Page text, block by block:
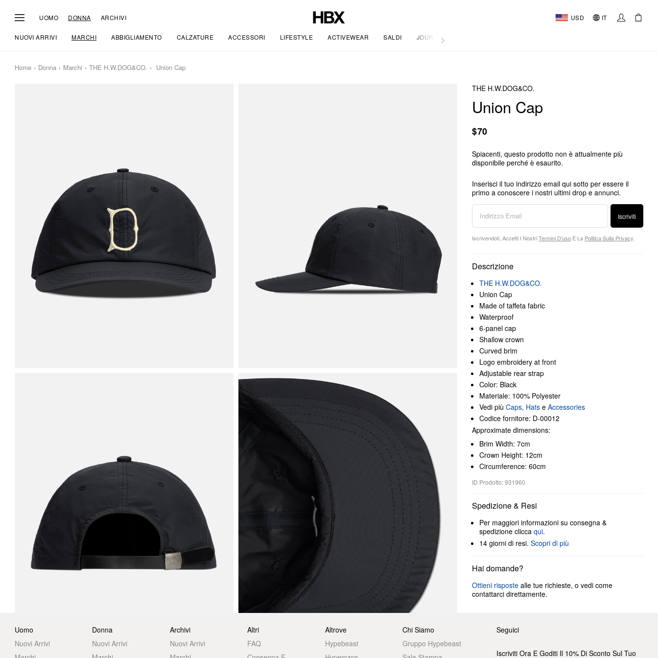
UOMO DONNA ARCHIVI USD IT
NUOVI ARRIVI MARCHI ABBIGLIAMENTO CALZATURE ACCESSORI LIFESTYLE ACTIVEWEAR SALDI JOURNAL
Home Donna Marchi THE H.W.DOG&CO. Union Cap
THE H.W.DOG&CO.
Union Cap
$70
Spiacenti, questo prodotto non è attualmente più
disponibile perché è esaurito.
Inserisci il tuo indirizzo email qui sotto per essere il
primo a conoscere i nostri ultimi drop e annunci.
Iscriviti
Iscrivendoti, Accetti I NostriTermini D'uso E La Politica Sulla Privacy
Descrizione
THE H.W.DOG&CO.
Union Cap
Made of taffeta fabric
Waterproof
6-panel cap
Shallow crown
Curved brim
Logo embroidery at front
Adjustable rear strap
Color: Black
Materiale: 100% Polyester
Vedi più Caps, Hats e Accessories
Codice fornitore: D-00012
Approximate dimensions:
Brim Width: 7cm
Crown Height: 12cm
Circumference: 60cm
ID Prodotto: 931960
Spedizione & Resi
Per maggiori informazioni su consegna &
spedizione clicca qui.
14 giorni di resi. Scopri di più
Hai domande?
Ottieni risposte alle tue richieste, o vedi come
contattarci direttamente.
Uomo
Nuovi Arrivi
Donna
Nuovi Arrivi
Archivi
Nuovi Arrivi
Altri
FAQ
Altrove
Hypebeast
Chi Siamo
Gruppo Hypebeast
Seguici
Iscriviti Ora E Goditi Il 10% Di Sconto Sul Tuo